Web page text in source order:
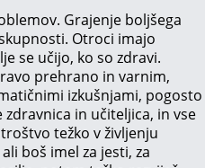
Grajenje boljšega
Otroci imajo
se učijo, ko so zdravi.
prehrano in varnim,
izkušnjami, pogosto
in učiteljica, in vse
težko v življenju
boš imel za jesti, za